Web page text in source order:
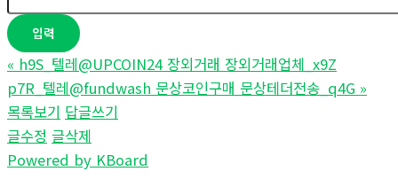
« h9S_텔레@UPCOIN24 장외거래 장외거래업체_x9Z
p7R_텔레@fundwash 문상코인구매 문상테더전송_q4G »
목록보기 답글쓰기
글수정 글삭제
Powered by KBoard